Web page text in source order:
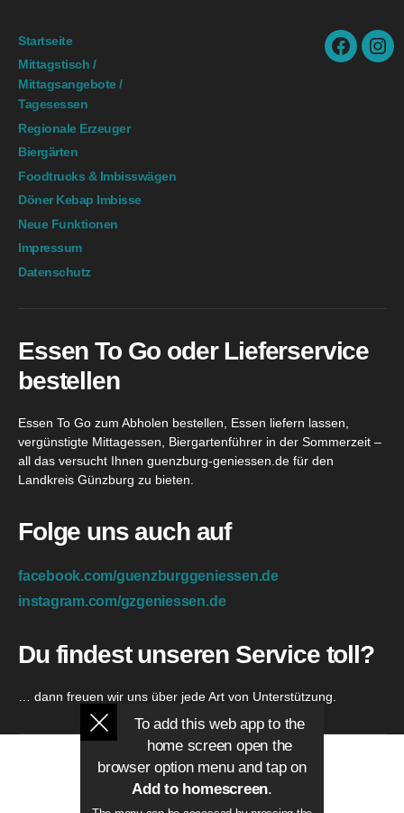
Startseite
Mittagstisch /
Mittagsangebote /
Tagesessen
Regionale Erzeuger
Biergärten
Foodtrucks & Imbisswägen
Döner Kebap Imbisse
Neue Funktionen
Impressum
Datenschutz
Essen To Go oder Lieferservice
bestellen
Essen To Go zum Abholen bestellen, Essen liefern lassen,
vergünstigte Mittagessen, Biergartenführer in der Sommerzeit –
all das versucht Ihnen guenzburg-geniessen.de für den
Landkreis Günzburg zu bieten.
Folge uns auch auf
facebook.com/guenzburggeniessen.de
instagram.com/gzgeniessen.de
Du findest unseren Service toll?
… dann freuen wir uns über jede Art von Unterstützung.
To add this web app to the
home screen open the
browser option menu and tap on
Add to homescreen.